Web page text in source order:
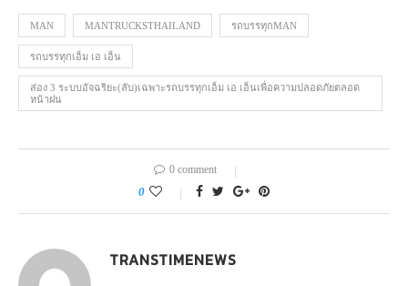
MAN MANTRUCKSTHAILAND รถบรรทุกMAN
รถบรรทุกเอ็ม เอ เอ็น
ส่อง 3 ระบบอัจฉริยะ(ลับ)เฉพาะรถบรรทุกเอ็ม เอ เอ็นเพื่อความปลอดภัยตลอด
หน้าฝน
0 comment
0
TRANSTIMENEWS